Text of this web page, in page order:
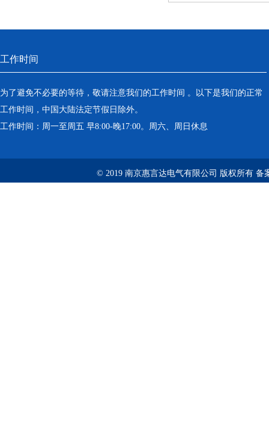
工作时间
为了避免不必要的等待，敬请注意我们的工作时间 。以下是我们的正常
工作时间，中国大陆法定节假日除外。
工作时间：周一至周五 早8:00-晚17:00。周六、周日休息
© 2019 南京惠言达电气有限公司 版权所有 备